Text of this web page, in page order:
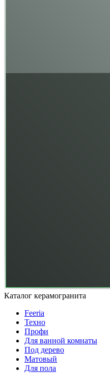
Каталог керамогранита
Feeria
Техно
Профи
Для ванной комнаты
Под дерево
Матовый
Для пола